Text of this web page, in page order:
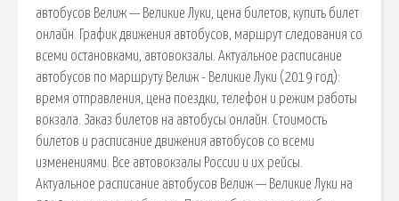
автобусов Велиж — Великие Луки, цена билетов, купить билет
онлайн. График движения автобусов, маршрут следования со
всеми остановками, автовокзалы. Актуальное расписание
автобусов по маршруту Велиж - Великие Луки (2019 год):
время отправления, цена поездки, телефон и режим работы
вокзала. Заказ билетов на автобусы онлайн. Стоимость
билетов и расписание движения автобусов со всеми
изменениями. Все автовокзалы России и их рейсы.
Актуальное расписание автобусов Велиж — Великие Луки на